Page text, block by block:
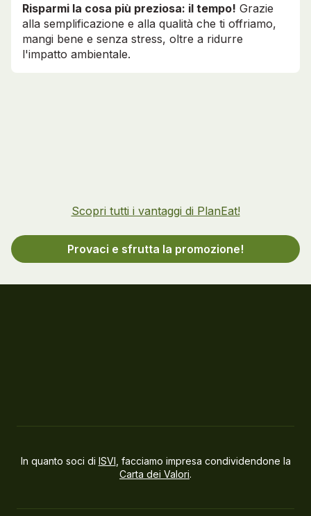
Risparmi la cosa più preziosa: il tempo! Grazie
alla semplificazione e alla qualità che ti offriamo,
mangi bene e senza stress, oltre a ridurre
l'impatto ambientale.
Scopri tutti i vantaggi di PlanEat!
Provaci e sfrutta la promozione!
In quanto soci di ISVI , facciamo impresa condividendone la
Carta dei Valori.